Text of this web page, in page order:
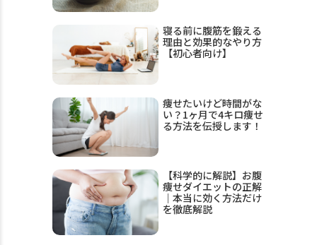
寝る前に腹筋を鍛える
理由と効果的なやり方
【初心者向け】
痩せたいけど時間がな
い？1ヶ月で4キロ痩せ
る方法を伝授します！
【科学的に解説】お腹
痩せダイエットの正解
｜本当に効く方法だけ
を徹底解説